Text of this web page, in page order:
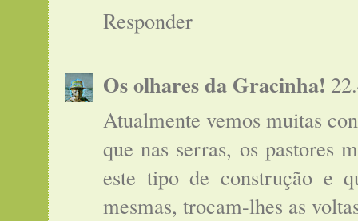
Responder
Os olhares da Gracinha!
Atualmente vemos muitas
que nas serras, os pastores
este tipo de construção e
mesmas, trocam-lhes as